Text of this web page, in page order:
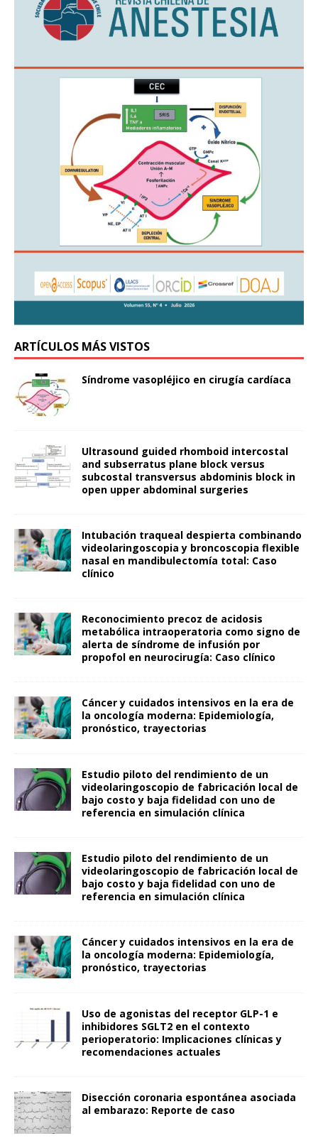
ARTÍCULOS MÁS VISTOS
Síndrome vasopléjico en cirugía cardíaca
Ultrasound guided rhomboid intercostal
and subserratus plane block versus
subcostal transversus abdominis block in
open upper abdominal surgeries
Intubación traqueal despierta combinando
videolaringoscopia y broncoscopia flexible
nasal en mandibulectomía total: Caso
clínico
Reconocimiento precoz de acidosis
metabólica intraoperatoria como signo de
alerta de síndrome de infusión por
propofol en neurocirugía: Caso clínico
Cáncer y cuidados intensivos en la era de
la oncología moderna: Epidemiología,
pronóstico, trayectorias
Estudio piloto del rendimiento de un
videolaringoscopio de fabricación local de
bajo costo y baja fidelidad con uno de
referencia en simulación clínica
Estudio piloto del rendimiento de un
videolaringoscopio de fabricación local de
bajo costo y baja fidelidad con uno de
referencia en simulación clínica
Cáncer y cuidados intensivos en la era de
la oncología moderna: Epidemiología,
pronóstico, trayectorias
Uso de agonistas del receptor GLP-1 e
inhibidores SGLT2 en el contexto
perioperatorio: Implicaciones clínicas y
recomendaciones actuales
Disección coronaria espontánea asociada
al embarazo: Reporte de caso